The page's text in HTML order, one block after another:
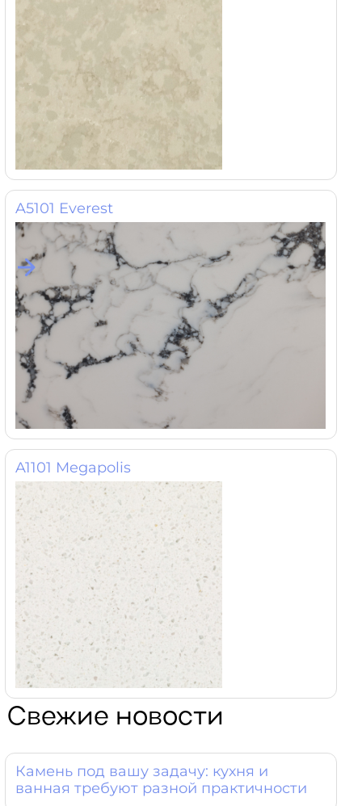
A5101 Everest
A1101 Megapolis
Свежие новости
Камень под вашу задачу: кухня и
ванная требуют разной практичности